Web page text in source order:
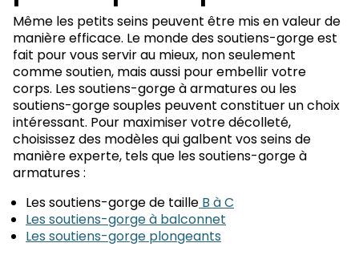
Même les petits seins peuvent être mis en valeur de
manière efficace. Le monde des soutiens-gorge est
fait pour vous servir au mieux, non seulement
comme soutien, mais aussi pour embellir votre
corps. Les soutiens-gorge à armatures ou les
soutiens-gorge souples peuvent constituer un choix
intéressant. Pour maximiser votre décolleté,
choisissez des modèles qui galbent vos seins de
manière experte, tels que les soutiens-gorge à
armatures :
Les soutiens-gorge de taille B à C
Les soutiens-gorge à balconnet
Les soutiens-gorge plongeants